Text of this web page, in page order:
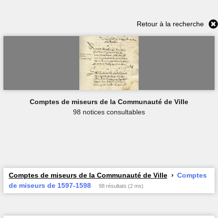
Retour à la recherche
Comptes de miseurs de la Communauté de Ville
98 notices consultables
Comptes de miseurs de la Communauté de Ville
Comptes
de miseurs de 1597-1598
98 résultats (2 ms)